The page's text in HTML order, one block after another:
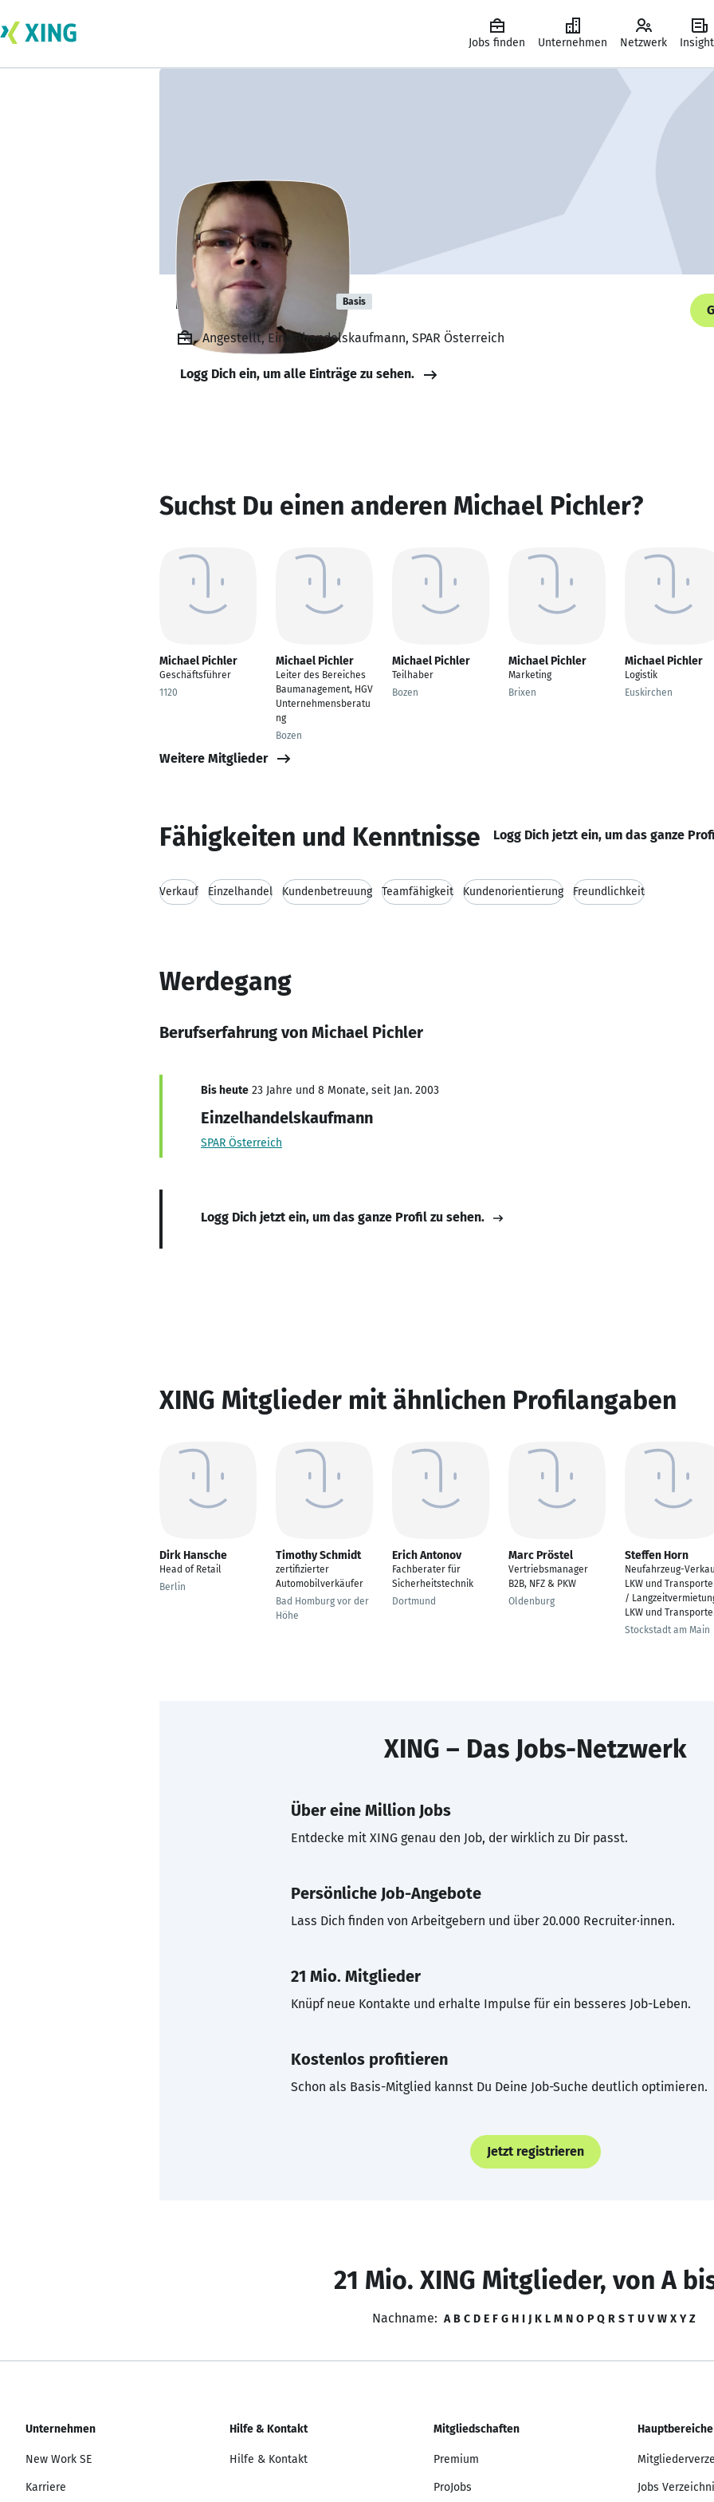
Jobs finden Unternehmen Netzwerk
Michael Pichler Basis
Angestellt, Einzelhandelskaufmann, SPAR Österreich
Logg Dich ein, um alle Einträge zu sehen.
Suchst Du einen anderen Michael Pichler?
Michael Pichler
Geschäftsführer
1120
Michael Pichler
Leiter des Bereiches
Baumanagement, HGV
Unternehmensberatu
ng
Bozen
Michael Pichler
Teilhaber
Bozen
Michael Pichler
Marketing
Brixen
Michael Pichler
Logistik
Euskirchen
Weitere Mitglieder
Fähigkeiten und Kenntnisse Logg Dich jetzt ein, um das ganze
Verkauf Einzelhandel Kundenbetreuung Teamfähigkeit Kundenorientierung Freundlichkeit
Werdegang
Berufserfahrung von Michael Pichler
Bis heute 23 Jahre und 8 Monate, seit Jan. 2003
Einzelhandelskaufmann
SPAR Österreich
Logg Dich jetzt ein, um das ganze Profil zu sehen.
XING Mitglieder mit ähnlichen Profilangaben
Dirk Hansche
Head of Retail
Berlin
Timothy Schmidt
zertifizierter
Automobilverkäufer
Bad Homburg vor der
Höhe
Erich Antonov
Fachberater für
Sicherheitstechnik
Dortmund
Marc Pröstel
Vertriebsmanager
B2B, NFZ & PKW
Oldenburg
Steffen Horn
Neufahrzeug-
LKW und
/
LKW und
Stockstadt am Main
XING – Das Jobs-Netzwerk
Über eine Million Jobs
Entdecke mit XING genau den Job, der wirklich zu Dir passt.
Persönliche Job-Angebote
Lass Dich finden von Arbeitgebern und über 20.000 Recruiter·innen.
21 Mio. Mitglieder
Knüpf neue Kontakte und erhalte Impulse für ein besseres Job-Leben.
Kostenlos profitieren
Schon als Basis-Mitglied kannst Du Deine Job-Suche deutlich optimieren.
Jetzt registrieren
21 Mio. XING Mitglieder, von A
Nachname: A B C D E F G H I J K L M N O P Q R S T U V W X Y Z
Unternehmen
New Work SE
Karriere
Hilfe & Kontakt
Hilfe & Kontakt
Mitgliedschaften
Premium
ProJobs
Hauptbereiche
Jobs